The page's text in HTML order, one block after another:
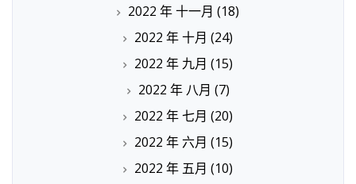
2022 年 十一月 (18)
2022 年 十月 (24)
2022 年 九月 (15)
2022 年 八月 (7)
2022 年 七月 (20)
2022 年 六月 (15)
2022 年 五月 (10)